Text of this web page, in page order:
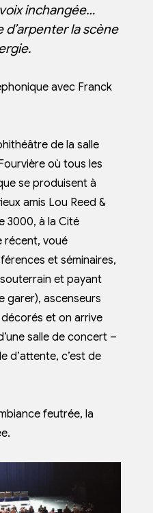
inchangée…
la scène
avec Franck
de la salle
où tous les
se produisent à
amis Lou Reed &
3000, à la Cité
récent, voué
et séminaires,
et payant
garer), ascenseurs
et on arrive
salle de concert –
d’attente, c’est de
feutrée, la